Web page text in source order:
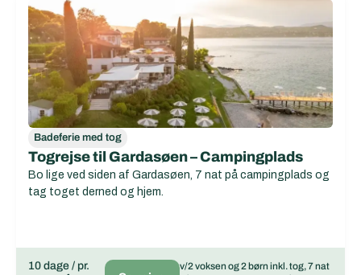
Badeferie med tog
Togrejse til Gardasøen – Campingplads
Bo lige ved siden af Gardasøen, 7 nat på campingplads og
tag toget derned og hjem.
10 dage / pr.
v/2 voksen og 2 børn inkl. tog, 7 nat